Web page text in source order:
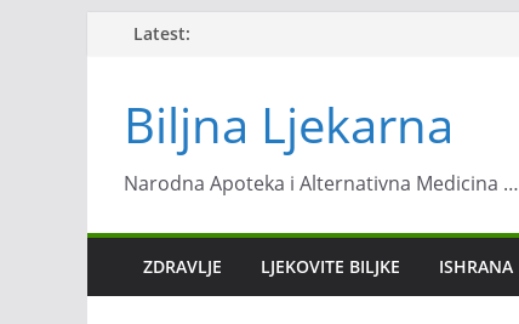
Latest:
Biljna Ljekarna
Narodna Apoteka i Alternativna Medicina …
ZDRAVLJE LJEKOVITE BILJKE ISHRANA